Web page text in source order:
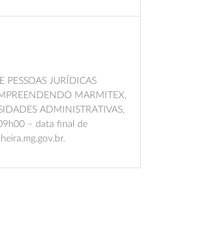
PESSOAS JURÍDICAS
MARMITEX,
ADMINISTRATIVAS,
– data final de